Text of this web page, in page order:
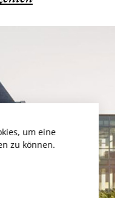
um eine
zu können.